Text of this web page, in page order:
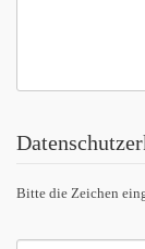
Bitte die Zeichen